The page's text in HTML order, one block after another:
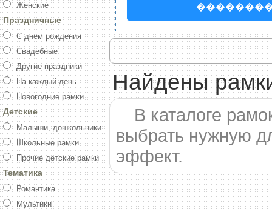
Женские
Праздничные
С днем рождения
Свадебные
Другие праздники
На каждый день
Новогодние рамки
Детские
Малыши, дошкольники
Школьные рамки
Прочие детские рамки
Тематика
Романтика
Мультики
Найдены
В каталоге
выбрать нужную
эффект.